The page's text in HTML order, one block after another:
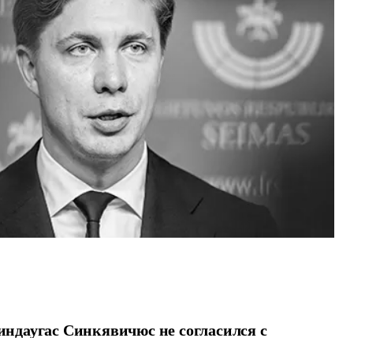
Синкявичюс не согласился с